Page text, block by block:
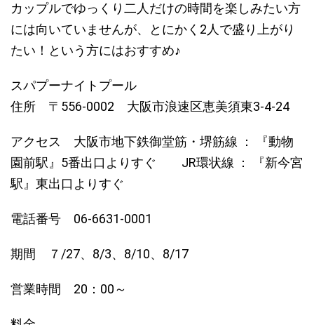
カップルでゆっくり二人だけの時間を楽しみたい方
には向いていませんが、とにかく2人で盛り上がり
たい！という方にはおすすめ♪
スパプーナイトプール
住所 〒556-0002 大阪市浪速区恵美須東3-4-24
アクセス 大阪市地下鉄御堂筋・堺筋線 ： 『動物
園前駅』5番出口よりすぐ JR環状線 ： 『新今宮
駅』東出口よりすぐ
電話番号 06-6631-0001
期間 ７/27、8/3、8/10、8/17
営業時間 20：00～